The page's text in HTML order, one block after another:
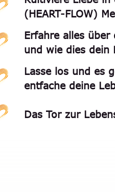
(HEART-FLOW)
Erfahre alles über
und wie dies dein
Lasse los und es
entfache deine
Das Tor zur